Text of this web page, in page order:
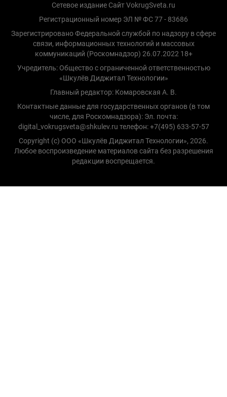
Сетевое издание Сайт VokrugSveta.ru
Регистрационный номер ЭЛ № ФС 77 - 83686
Зарегистрировано Федеральной службой по надзору в сфере
связи, информационных технологий и массовых
коммуникаций (Роскомнадзор) 26.07.2022 18+
Учредитель: Общество с ограниченной ответственностью
«Шкулёв Диджитал Технологии»
Главный редактор: Комаровская А. В.
Контактные данные для государственных органов (в том
числе, для Роскомнадзора): Эл. почта:
digital_vokrugsveta@shkulev.ru телефон: +7(495) 633-57-57
Copyright (с) ООО «Шкулёв Диджитал Технологии», 2026.
Любое воспроизведение материалов сайта без разрешения
редакции воспрещается.